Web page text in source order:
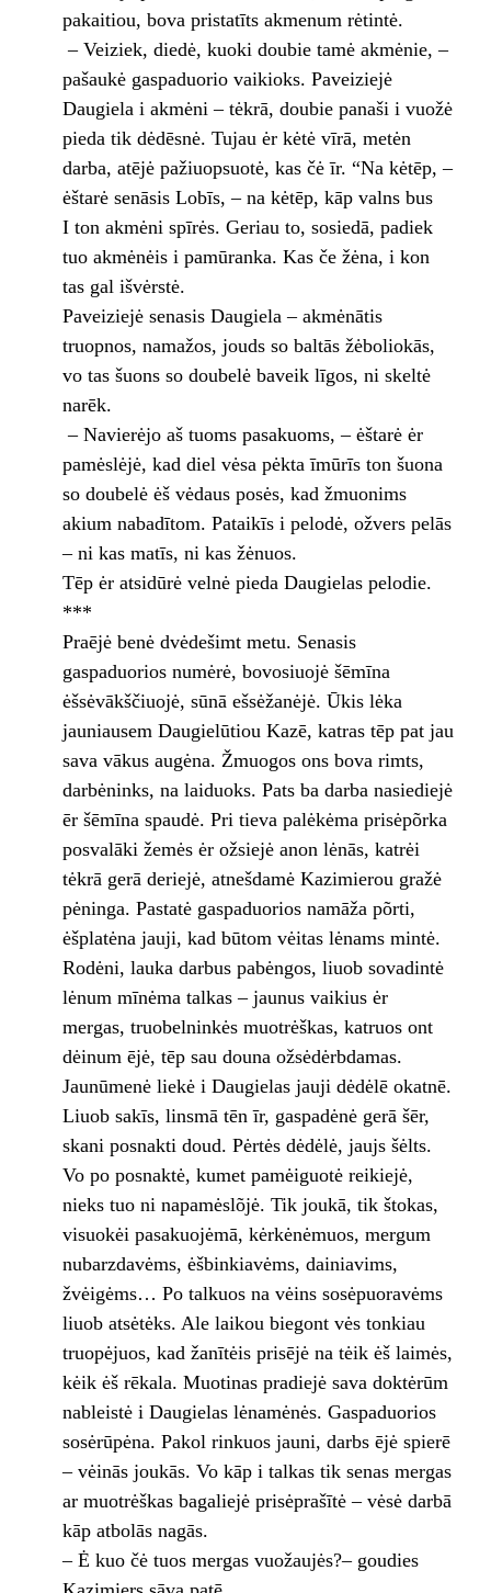
pakaitiou, bova pristatīts akmenum rėtintė.
– Veiziek, diedė, kuoki doubie tamė akmėnie, –
pašaukė gaspaduorio vaikioks. Paveiziejė
Daugiela i akmėni – tėkrā, doubie panaši i vuožė
pieda tik dėdēsnė. Tujau ėr kėtė vīrā, metėn
darba, atējė pažiuopsuotė, kas čė īr. “Na kėtēp, –
ėštarė senāsis Lobīs, – na kėtēp, kāp valns bus
I ton akmėni spīrės. Geriau to, sosiedā, padiek
tuo akmėnėis i pamūranka. Kas če žėna, i kon
tas gal išvėrstė.
Paveiziejė senasis Daugiela – akmėnātis
truopnos, namažos, jouds so baltās žėboliokās,
vo tas šuons so doubelė baveik līgos, ni skeltė
narēk.
– Navierėjo aš tuoms pasakuoms, – ėštarė ėr
pamėslėjė, kad diel vėsa pėkta īmūrīs ton šuona
so doubelė ėš vėdaus posės, kad žmuonims
akium nabadītom. Pataikīs i pelodė, ožvers pelās
– ni kas matīs, ni kas žėnuos.
Tēp ėr atsidūrė velnė pieda Daugielas pelodie.
***
Praējė benė dvėdešimt metu. Senasis
gaspaduorios numėrė, bovosiuojė šēmīna
ėšsėvākščiuojė, sūnā ešsėžanėjė. Ūkis lėka
jauniausem Daugielūtiou Kazē, katras tēp pat jau
sava vākus augėna. Žmuogos ons bova rimts,
darbėninks, na laiduoks. Pats ba darba nasiediejė
ēr šēmīna spaudė. Pri tieva palėkėma prisėpõrka
posvalāki žemės ėr ožsiejė anon lėnās, katrėi
tėkrā gerā deriejė, atnešdamė Kazimierou gražė
pėninga. Pastatė gaspaduorios namāža põrti,
ėšplatėna jauji, kad būtom vėitas lėnams mintė.
Rodėni, lauka darbus pabėngos, liuob sovadintė
lėnum mīnėma talkas – jaunus vaikius ėr
mergas, truobelninkės muotrėškas, katruos ont
dėinum ējė, tēp sau douna ožsėdėrbdamas.
Jaunūmenė liekė i Daugielas jauji dėdėlē okatnē.
Liuob sakīs, linsmā tēn īr, gaspadėnė gerā šēr,
skani posnakti doud. Pėrtės dėdėlė, jaujs šėlts.
Vo po posnaktė, kumet pamėiguotė reikiejė,
nieks tuo ni napamėslõjė. Tik joukā, tik štokas,
visuokėi pasakuojėmā, kėrkėnėmuos, mergum
nubarzdavėms, ėšbinkiavėms, dainiavims,
žvėigėms… Po talkuos na vėins sosėpuoravėms
liuob atsėtėks. Ale laikou biegont vės tonkiau
truopėjuos, kad žanītėis prisējė na tėik ėš laimės,
kėik ėš rēkala. Muotinas pradiejė sava doktėrūm
nableistė i Daugielas lėnamėnės. Gaspaduorios
sosėrūpėna. Pakol rinkuos jauni, darbs ējė spierē
– vėinās joukās. Vo kāp i talkas tik senas mergas
ar muotrėškas bagaliejė prisėprašītė – vėsė darbā
kāp atbolās nagās.
– Ė kuo čė tuos mergas vuožaujės?– goudies